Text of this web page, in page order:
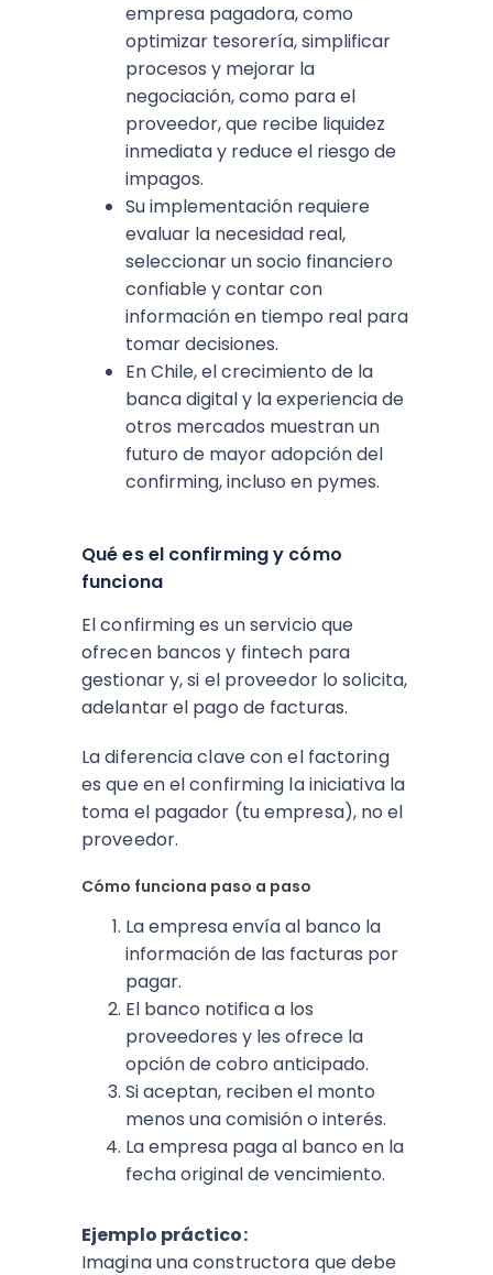
empresa pagadora, como
optimizar tesorería, simplificar
procesos y mejorar la
negociación, como para el
proveedor, que recibe liquidez
inmediata y reduce el riesgo de
impagos.
Su implementación requiere
evaluar la necesidad real,
seleccionar un socio financiero
confiable y contar con
información en tiempo real para
tomar decisiones.
En Chile, el crecimiento de la
banca digital y la experiencia de
otros mercados muestran un
futuro de mayor adopción del
confirming, incluso en pymes.
Qué es el confirming y cómo
funciona
El confirming es un servicio que
ofrecen bancos y fintech para
gestionar y, si el proveedor lo solicita,
adelantar el pago de facturas.
La diferencia clave con el factoring
es que en el confirming la iniciativa la
toma el pagador (tu empresa), no el
proveedor.
Cómo funciona paso a paso
La empresa envía al banco la
información de las facturas por
pagar.
El banco notifica a los
proveedores y les ofrece la
opción de cobro anticipado.
Si aceptan, reciben el monto
menos una comisión o interés.
La empresa paga al banco en la
fecha original de vencimiento.
Ejemplo práctico:
Imagina una constructora que debe